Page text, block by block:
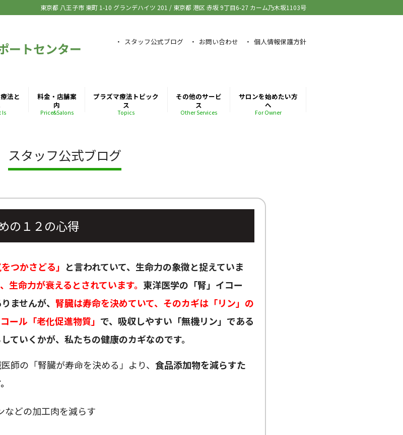
東京都 八王子市 東町 1-10 グランデハイツ 201 / 東京都 港区 赤坂 9丁目6-27 カーム乃木坂1103号
ートセンター スタッフ公式ブログ お問い合わせ 個人情報保護方針
法と
Is
料金・店舗案
内
Price&Salons
プラズマ療法トピック
ス
Topics
その他のサービ
ス
Other Services
サロンを始めたい方
へ
For Owner
スタッフ公式ブログ
の１２の心得
つかさどる」 と言われていて、生命力の象徴と捉えていま
生命力が衰えるとされています。 東洋医学の「腎」イコー
ませんが、 腎臓は寿命を決めていて、そのカギは「リン」の
ール「老化促進物質」 で、吸収しやすい「無機リン」である
ていくかが、私たちの健康のカギなのです。
師の「腎臓が寿命を決める」より、 食品添加物を減らすた
などの加工肉を減らす